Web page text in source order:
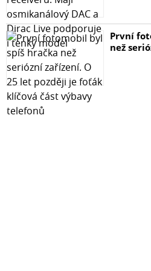
Hadřík na odmaštění displeje
nové, vysoce kvalitní tvrzené
navržené pro váš telefon
vzduchových bublin Kompletní
balení Tvrdost: 9H Typ skla: 9D
První
než